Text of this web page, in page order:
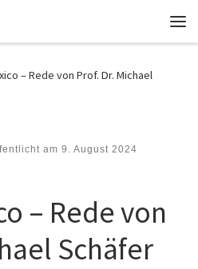
– Rede von Prof. Dr. Michael
am 9. August 2024
– Rede von
Schäfer